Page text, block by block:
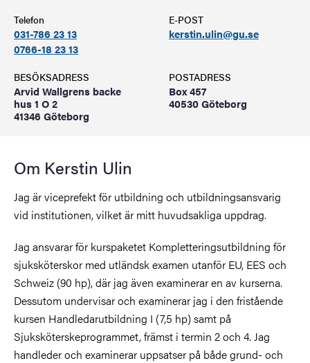
Telefon
031-786 23 13
0766-18 23 13
E-POST
kerstin.ulin@gu.se
BESÖKSADRESS
Arvid Wallgrens backe
hus 1 O 2
41346 Göteborg
POSTADRESS
Box 457
40530 Göteborg
Om Kerstin Ulin
Jag är viceprefekt för utbildning och utbildningsansvarig
vid institutionen, vilket är mitt huvudsakliga uppdrag.
Jag ansvarar för kurspaketet Kompletteringsutbildning för
sjuksköterskor med utländsk examen utanför EU, EES och
Schweiz (90 hp), där jag även examinerar en av kurserna.
Dessutom undervisar och examinerar jag i den fristående
kursen Handledarutbildning I (7,5 hp) samt på
Sjuksköterskeprogrammet, främst i termin 2 och 4. Jag
handleder och examinerar uppsatser på både grund- och